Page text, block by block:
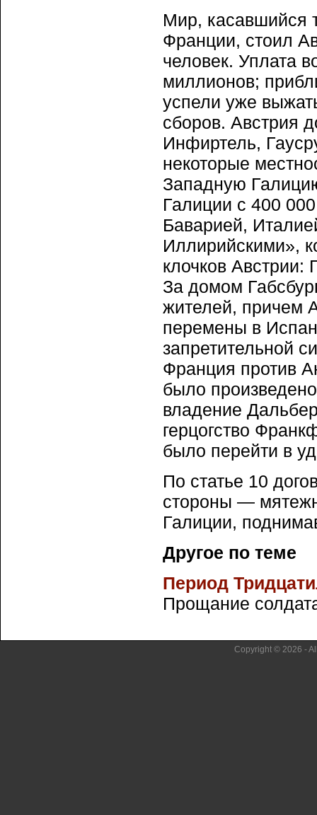
Мир, касавшийся
Франции, стоил
человек. Уплата
миллионов;
успели уже
сборов. Австрия
Инфиртель,
некоторые
Западную
Галиции с 400
Баварией,
Иллирийскими»,
клочков Австрии:
За домом
жителей, причем
перемены в
запретительной
Франция против
было
владение
герцогство
было перейти в
По статье 10
стороны —
Галиции,
Другое по теме
Период
Прощание
Copyright © 2026 -